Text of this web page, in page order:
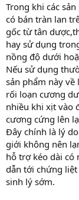
Trong khi các
có bán tràn lan
gốc từ tân
hay sử dụng
nồng độ dưới
Nếu sử dụng
sản phẩm này
rối loạn cương
nhiều khi xịt vào
cương cứng lên
Đây chính là lý
giới không nên
hỗ trợ kéo dài có
dẫn tới chứng
sinh lý sớm.